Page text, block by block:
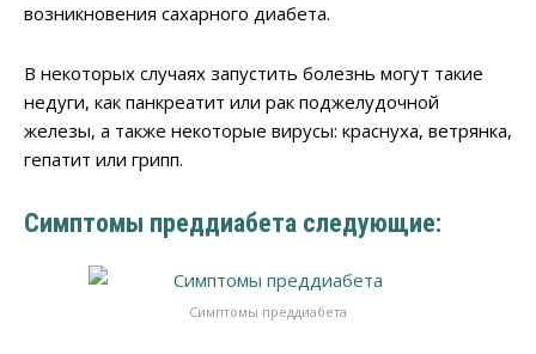
возникновения сахарного диабета.
В некоторых случаях запустить болезнь могут такие
недуги, как панкреатит или рак поджелудочной
железы, а также некоторые вирусы: краснуха, ветрянка,
гепатит или грипп.
Симптомы преддиабета следующие:
Симптомы преддиабета